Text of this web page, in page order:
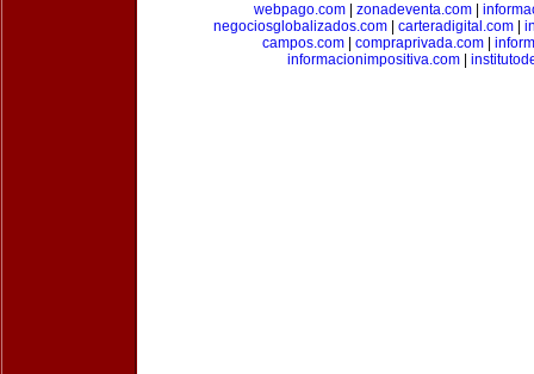
webpago.com
zonadeventa.com
negociosglobalizados.com
carteradigital.com
campos.com
compraprivada.com
informacionimpositiva.com